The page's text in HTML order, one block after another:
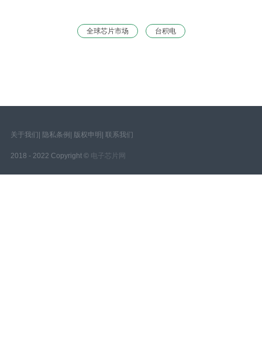
全球芯片市场 台积电
关于我们 隐私条例 版权申明 联系我们
2018 - 2022 Copyright © 电子芯片网